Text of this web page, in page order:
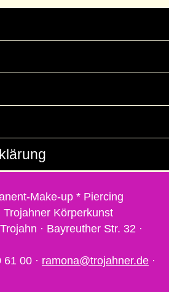
Make-up * Piercing
Trojahner Körperkunst
· Bayreuther Str. 32 ·
00 · ramona@trojahner.de ·